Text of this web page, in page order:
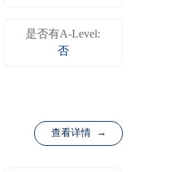
是否有A-Level:
否
查看详情 →